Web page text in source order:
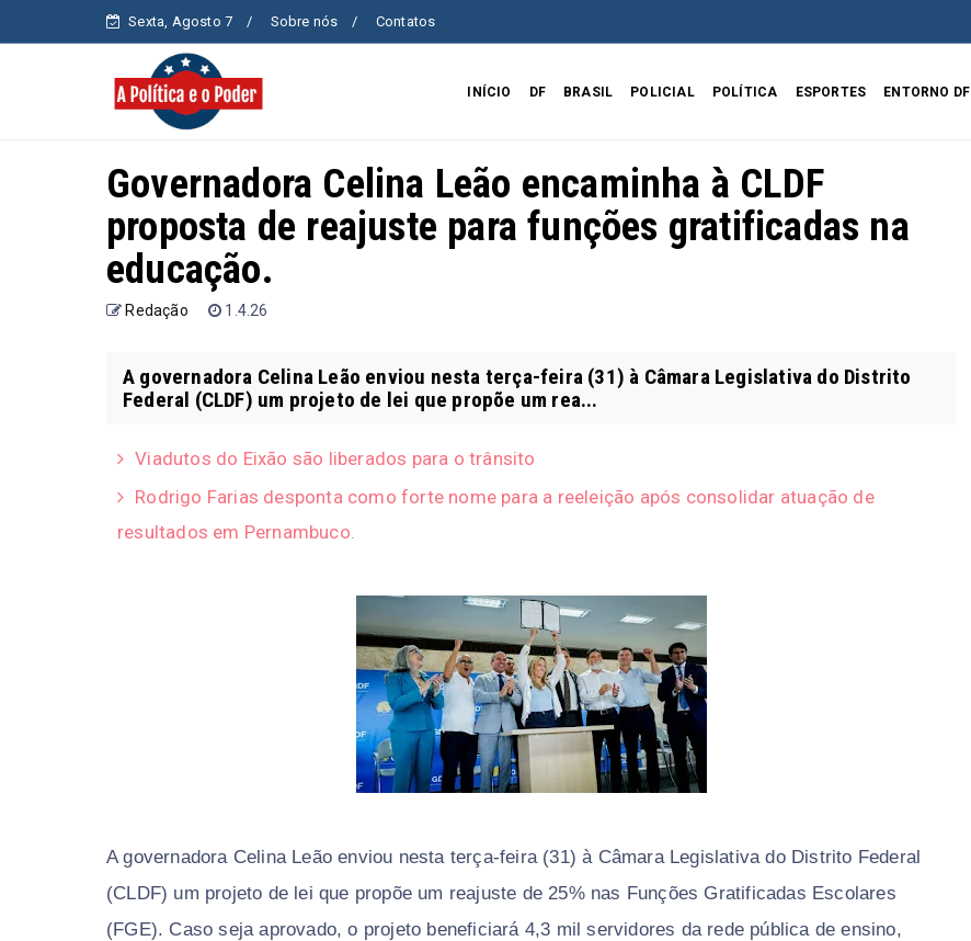
Sexta, Agosto 7 Sobre nós Contatos
INÍCIO DF BRASIL POLICIAL POLÍTICA ESPORTES ENTORNO DF
Governadora Celina Leão encaminha à CLDF
proposta de reajuste para funções gratificadas na
educação.
Redação 1.4.26
A governadora Celina Leão enviou nesta terça-feira (31) à Câmara Legislativa do Distrito
Federal (CLDF) um projeto de lei que propõe um rea...
Viadutos do Eixão são liberados para o trânsito
Rodrigo Farias desponta como forte nome para a reeleição após consolidar atuação de
resultados em Pernambuco.
A governadora Celina Leão enviou nesta terça-feira (31) à Câmara Legislativa do Distrito Federal
(CLDF) um projeto de lei que propõe um reajuste de 25% nas Funções Gratificadas Escolares
(FGE). Caso seja aprovado, o projeto beneficiará 4,3 mil servidores da rede pública de ensino,